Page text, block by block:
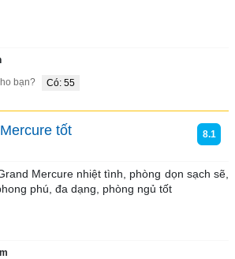
bạn?
Có: 55
tốt 8.1
Mercure nhiệt tình, phòng dọn sạch sẽ,
phú, đa dạng, phòng ngủ tốt